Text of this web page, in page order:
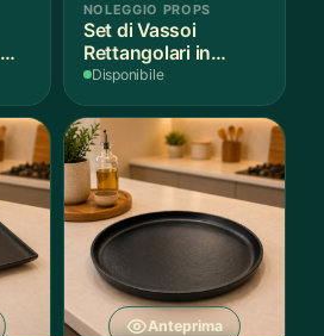
NOLEGGIO PROPS
Set di Vassoi
Rettangolari in
Finitura Legno
Disponibile
Anteprima